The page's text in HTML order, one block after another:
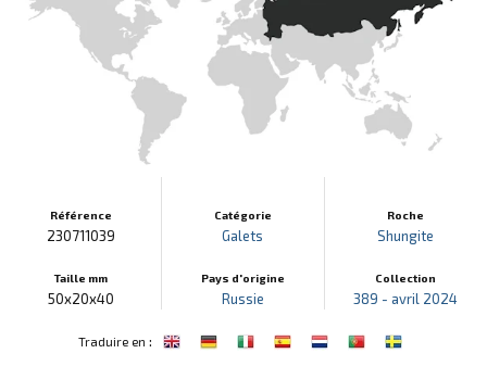
Référence
230711039
Taille mm
50x20x40
Catégorie
Galets
Pays d'origine
Russie
Roche
Shungite
Collection
389 - avril 2024
Traduire en :